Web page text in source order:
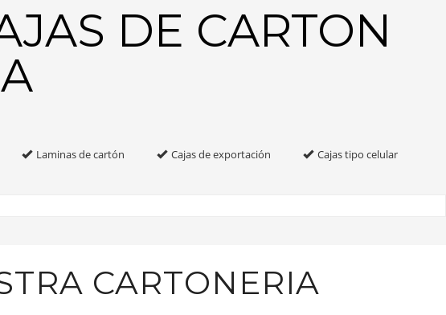
DE CARTON
Laminas de cartón Cajas de exportación
Cajas tipo celular
CARTONERIA